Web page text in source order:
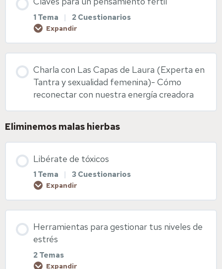
Diapositivas Salud vulvovaginal
0% COMPLETADO 0/1 pasos
Suplementación preconcepcional y fitoterapia
Diapositivas Suplementación y fitoterapia
1 Tema | 2 Cuestionarios
Expandir
0% COMPLETADO 0/1 pasos
Pensamiento fértil
Diapositivas pensamiento fértil
Visualización sagrada
Charla con Las Capas de Laura (Experta en
Tantra y sexualidad femenina)- Cómo
reconectar con nuestra energía creadora
Eliminemos malas hierbas
Libérate de tóxicos
1 Tema | 3 Cuestionarios
Expandir
0% COMPLETADO 0/1 pasos
Herramientas para gestionar tus niveles de
estrés
2 Temas
Expandir